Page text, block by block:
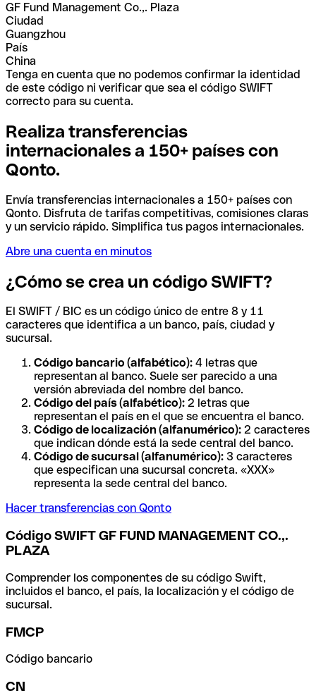
GF Fund Management Co.,. Plaza
Ciudad
Guangzhou
País
China
Tenga en cuenta que no podemos confirmar la identidad
de este código ni verificar que sea el código SWIFT
correcto para su cuenta.
Realiza transferencias
internacionales a 150+ países con
Qonto.
Envía transferencias internacionales a 150+ países con
Qonto. Disfruta de tarifas competitivas, comisiones claras
y un servicio rápido. Simplifica tus pagos internacionales.
Abre una cuenta en minutos
¿Cómo se crea un código SWIFT?
El SWIFT / BIC es un código único de entre 8 y 11
caracteres que identifica a un banco, país, ciudad y
sucursal.
Código bancario (alfabético): 4 letras que
representan al banco. Suele ser parecido a una
versión abreviada del nombre del banco.
Código del país (alfabético): 2 letras que
representan el país en el que se encuentra el banco.
Código de localización (alfanumérico): 2 caracteres
que indican dónde está la sede central del banco.
Código de sucursal (alfanumérico): 3 caracteres
que especifican una sucursal concreta. «XXX»
representa la sede central del banco.
Hacer transferencias con Qonto
Código SWIFT GF FUND MANAGEMENT CO.,.
PLAZA
Comprender los componentes de su código Swift,
incluidos el banco, el país, la localización y el código de
sucursal.
FMCP
Código bancario
CN